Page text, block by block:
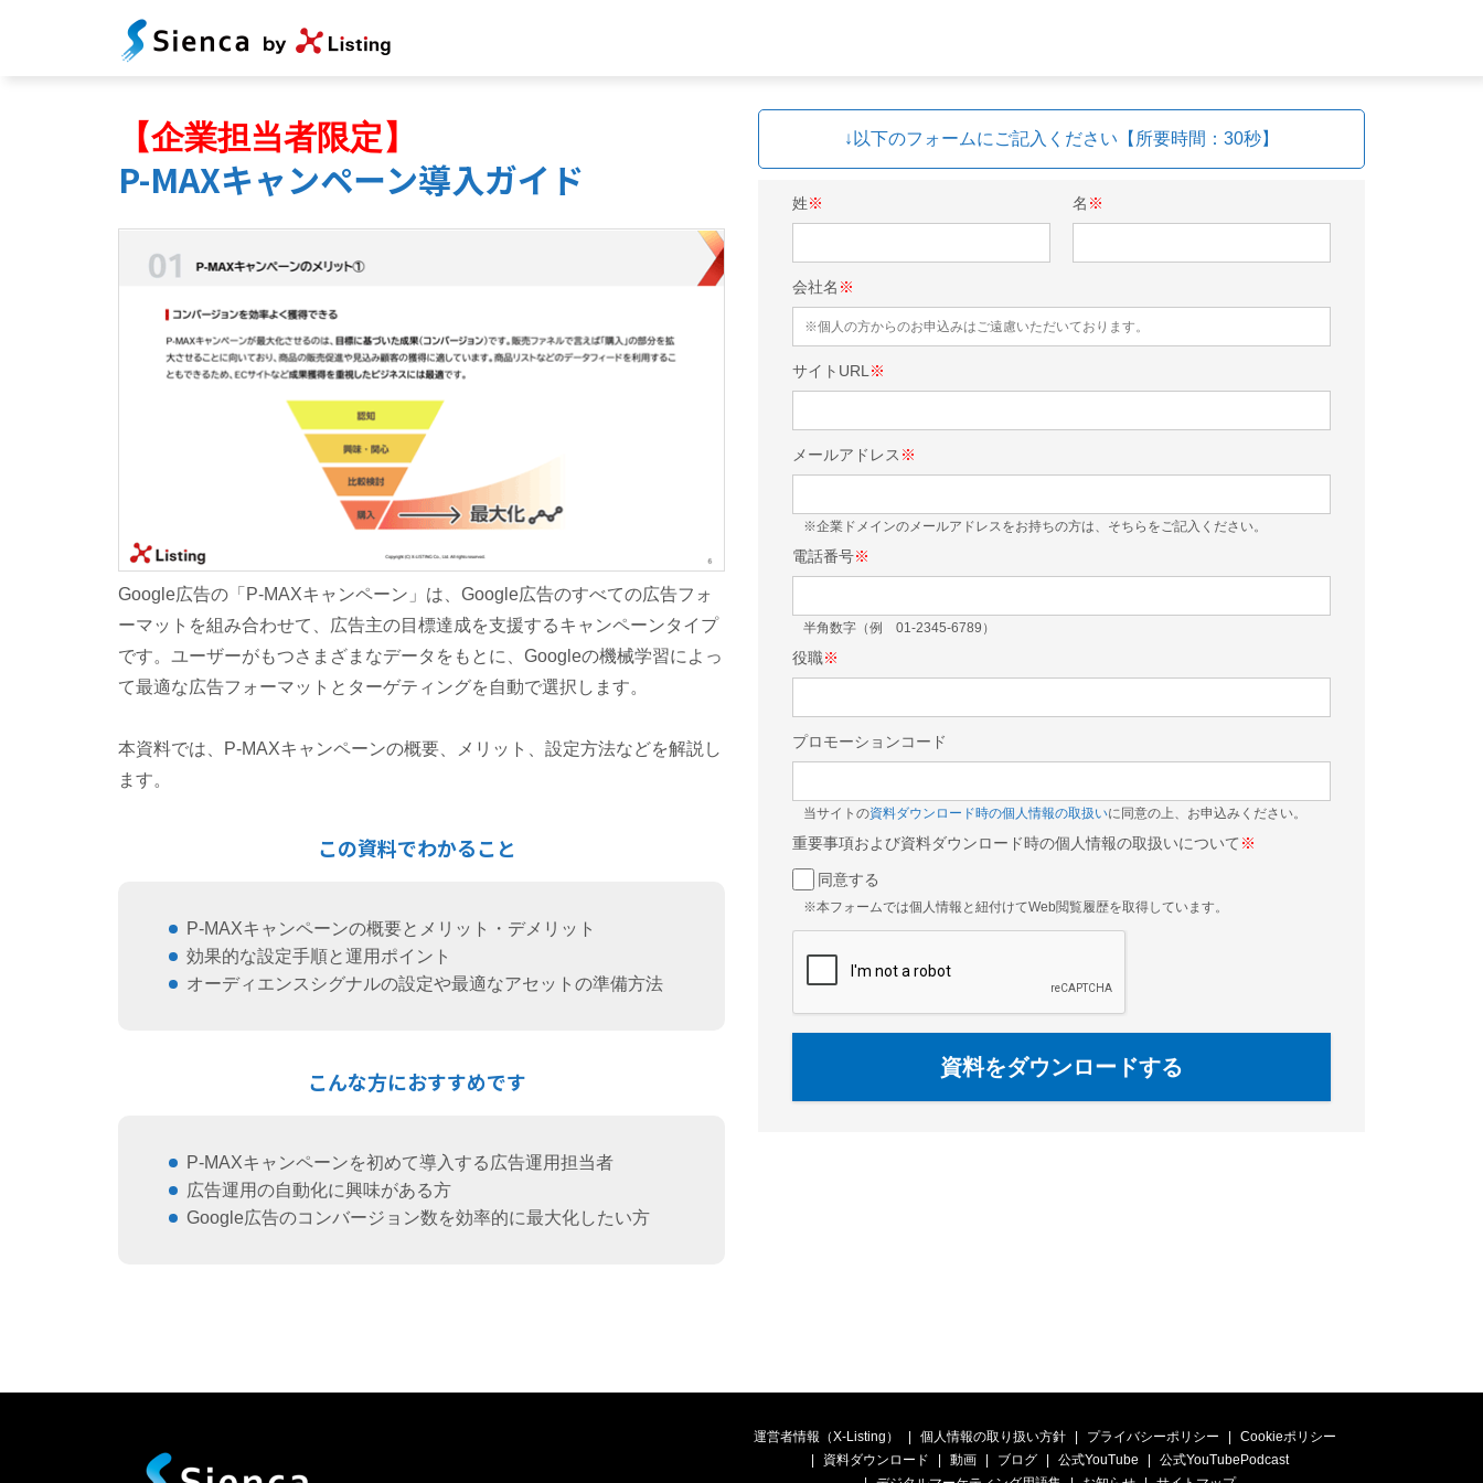
【企業担当者限定】
P-MAXキャンペーン導入ガイド
Google広告の「P-MAXキャンペーン」は、Google広告のすべての広告フォ
ーマットを組み合わせて、広告主の目標達成を支援するキャンペーンタイプ
です。ユーザーがもつさまざまなデータをもとに、Googleの機械学習によっ
て最適な広告フォーマットとターゲティングを自動で選択します。
本資料では、P-MAXキャンペーンの概要、メリット、設定方法などを解説し
ます。
この資料でわかること
P-MAXキャンペーンの概要とメリット・デメリット
効果的な設定手順と運用ポイント
オーディエンスシグナルの設定や最適なアセットの準備方法
こんな方におすすめです
P-MAXキャンペーンを初めて導入する広告運用担当者
広告運用の自動化に興味がある方
Google広告のコンバージョン数を効率的に最大化したい方
↓以下のフォームにご記入ください【所要時間：30秒】
姓※ 名 ※
会社名 ※
サイトURL ※
メールアドレス ※
※企業ドメインのメールアドレスをお持ちの方は、そちらをご記入ください。
電話番号※
半角数字（例 01-2345-6789）
役職※
プロモーションコード
当サイトの資料ダウンロード時の個人情報の取扱いに同意の上、お申込みください。
重要事項および資料ダウンロード時の個人情報の取扱いについて ※
同意する
※本フォームでは個人情報と紐付けてWeb閲覧履歴を取得しています。
資料をダウンロードする
運営者情報（X-Listing） 個人情報の取り扱い方針 プライバシーポリシー
Cookieポリシー
資料ダウンロード
動画 ブログ 公式YouTube
公式YouTubePodcast